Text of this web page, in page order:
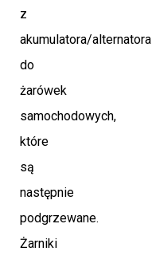
z
akumulatora/alternatora
do
żarówek
samochodowych,
które
są
następnie
podgrzewane.
Żarniki